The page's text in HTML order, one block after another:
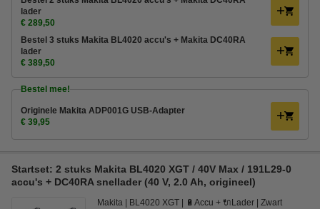
lader
€ 289,50
Bestel 3 stuks Makita BL4020 accu's + Makita DC40RA
lader
€ 389,50
Bestel mee!
Originele Makita ADP001G USB-Adapter
€ 39,95
Startset: 2 stuks Makita BL4020 XGT / 40V Max / 191L29-0
accu's + DC40RA snellader (40 V, 2.0 Ah, origineel)
Makita BL4020 XGT 🔋Accu + 🔌Lader Zwart